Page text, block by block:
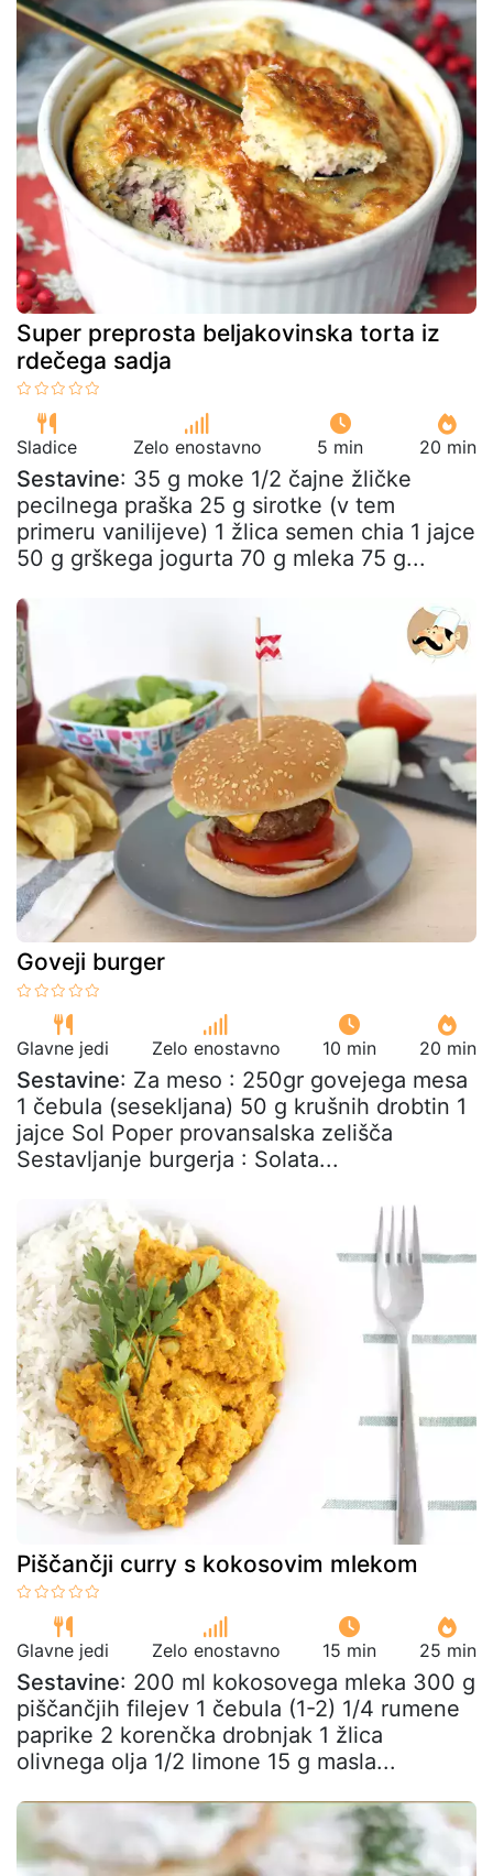
Super preprosta beljakovinska torta iz
rdečega sadja
Sladice Zelo enostavno 5 min 20 min
Sestavine: 35 g moke 1/2 čajne žličke
pecilnega praška 25 g sirotke (v tem
primeru vanilijeve) 1 žlica semen chia 1 jajce
50 g grškega jogurta 70 g mleka 75 g...
Goveji burger
Glavne jedi Zelo enostavno 10 min 20 min
Sestavine: Za meso : 250gr govejega mesa
1 čebula (sesekljana) 50 g krušnih drobtin 1
jajce Sol Poper provansalska zelišča
Sestavljanje burgerja : Solata...
Piščančji curry s kokosovim mlekom
Glavne jedi Zelo enostavno 15 min 25 min
Sestavine: 200 ml kokosovega mleka 300 g
piščančjih filejev 1 čebula (1-2) 1/4 rumene
paprike 2 korenčka drobnjak 1 žlica
olivnega olja 1/2 limone 15 g masla...